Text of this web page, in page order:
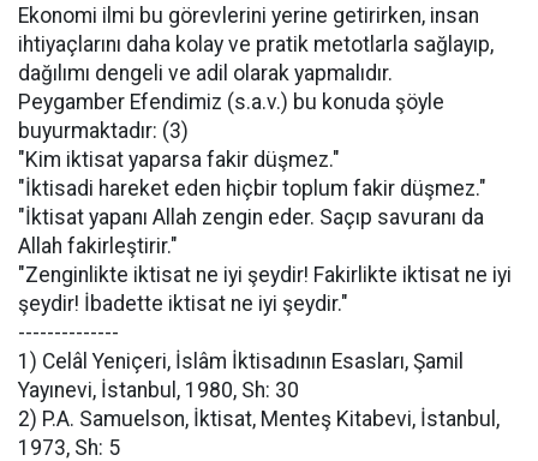
Ekonomi ilmi bu görevlerini yerine getirirken, insan
ihtiyaçlarını daha kolay ve pratik metotlarla sağlayıp,
dağılımı dengeli ve adil olarak yapmalıdır.
Peygamber Efendimiz (s.a.v.) bu konuda şöyle
buyurmaktadır: (3)
"Kim iktisat yaparsa fakir düşmez."
"İktisadi hareket eden hiçbir toplum fakir düşmez."
"İktisat yapanı Allah zengin eder. Saçıp savuranı da
Allah fakirleştirir."
"Zenginlikte iktisat ne iyi şeydir! Fakirlikte iktisat ne iyi
şeydir! İbadette iktisat ne iyi şeydir."
--------------
1) Celâl Yeniçeri, İslâm İktisadının Esasları, Şamil
Yayınevi, İstanbul, 1980, Sh: 30
2) P.A. Samuelson, İktisat, Menteş Kitabevi, İstanbul,
1973, Sh: 5